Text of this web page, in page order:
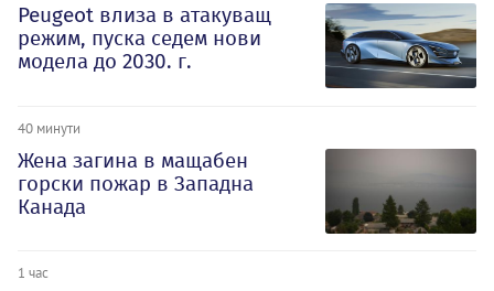
Peugeot влиза в атакуващ
режим, пуска седем нови
модела до 2030. г.
40 минути
Жена загина в мащабен
горски пожар в Западна
Канада
1 час